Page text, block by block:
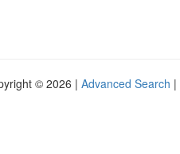
© 2026 | Advanced Search |